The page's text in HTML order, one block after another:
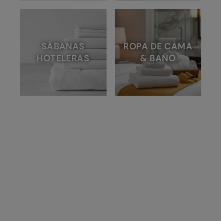
SÁBANAS
HOTELERAS
ROPA DE CAMA
& BAÑO